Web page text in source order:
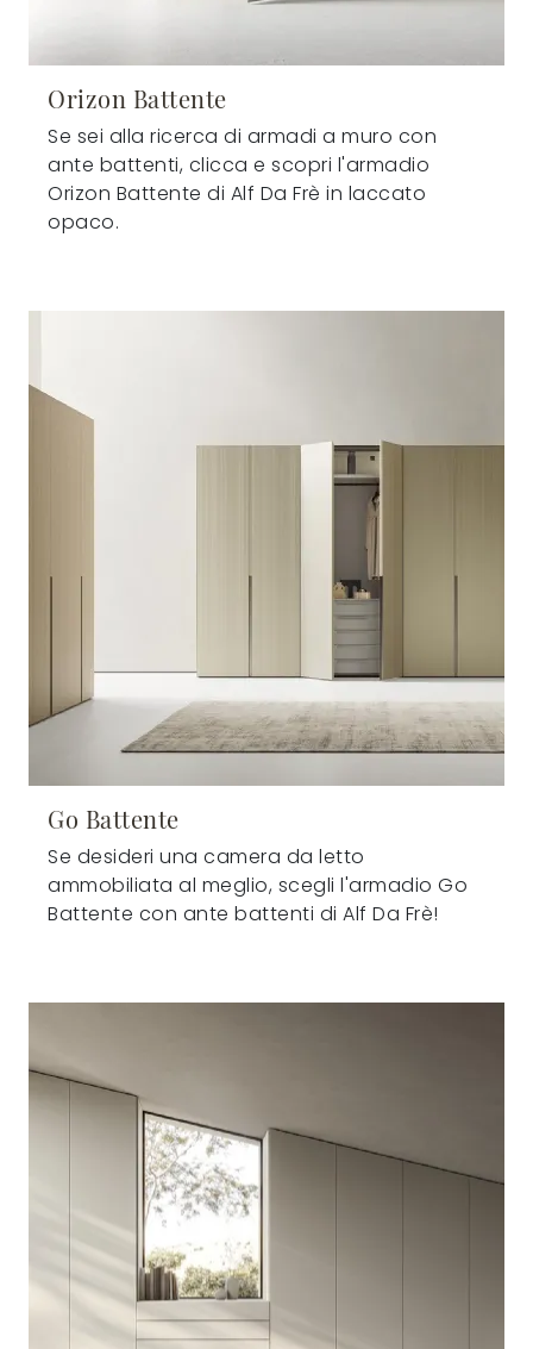
Orizon Battente
Se sei alla ricerca di armadi a muro con
ante battenti, clicca e scopri l'armadio
Orizon Battente di Alf Da Frè in laccato
opaco.
Go Battente
Se desideri una camera da letto
ammobiliata al meglio, scegli l'armadio Go
Battente con ante battenti di Alf Da Frè!